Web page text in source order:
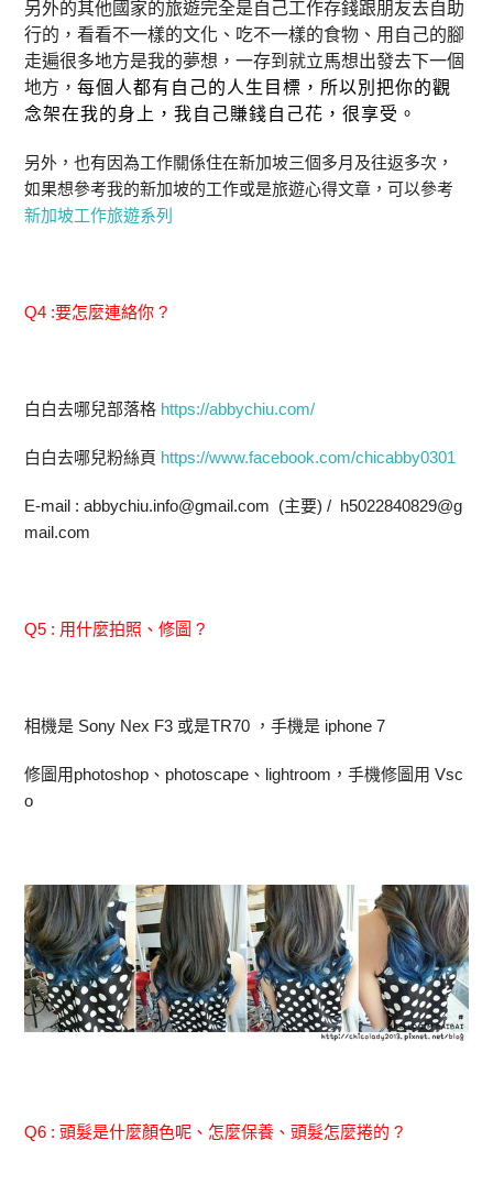
另外的其他國家的旅遊完全是自己工作存錢跟朋友去自助
行的，看看不一樣的文化、吃不一樣的食物、用自己的腳
走遍很多地方是我的夢想，一存到就立馬想出發去下一個
地方，每個人都有自己的人生目標，所以別把你的觀
念架在我的身上，我自己賺錢自己花，很享受。
另外，也有因為工作關係住在新加坡三個多月及往返多次，
如果想參考我的新加坡的工作或是旅遊心得文章，可以參考
新加坡工作旅遊系列
Q4 :要怎麼連絡你 ?
白白去哪兒部落格 https://abbychiu.com/
白白去哪兒粉絲頁 https://www.facebook.com/chicabby0301
E-mail : abbychiu.info@gmail.com (主要) / h5022840829@g
mail.com
Q5 : 用什麼拍照、修圖 ?
相機是 Sony Nex F3 或是TR70 ，手機是 iphone 7
修圖用photoshop、photoscape、lightroom，手機修圖用 Vsc
o
Q6 : 頭髮是什麼顏色呢、怎麼保養、頭髮怎麼捲的 ?